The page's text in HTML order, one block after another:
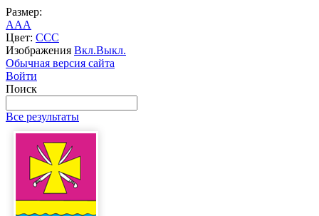
Размер:
AAA
Цвет: CCC
Изображения Вкл.Выкл.
Обычная версия сайта
Войти
Поиск
Все результаты